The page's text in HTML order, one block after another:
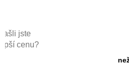
jste
cenu?